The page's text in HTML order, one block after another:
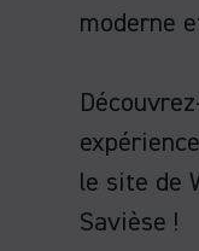
moderne
le site de
Savièse !